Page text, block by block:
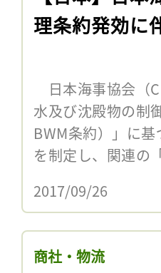
理条約発効に
日本海事協会（
水及び沈殿物の制
BWM条約）」に
を制定し、関連の
2017/09/26
商社・物流